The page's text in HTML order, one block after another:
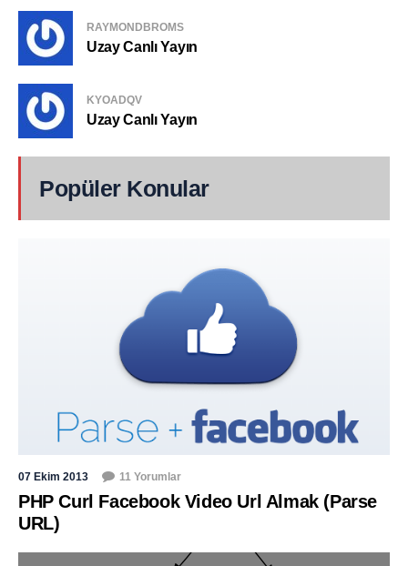
RAYMONDBROMS
Uzay Canlı Yayın
KYOADQV
Uzay Canlı Yayın
Popüler Konular
07 Ekim 2013 11 Yorumlar
PHP Curl Facebook Video Url Almak (Parse
URL)